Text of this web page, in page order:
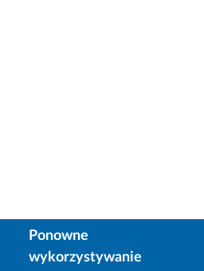
Ponowne
wykorzystywanie